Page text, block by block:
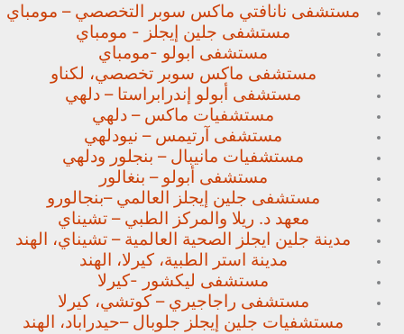
مستشفى نانافتي ماكس سوبر التخصصي – مومباي
مستشفى جلين إيجلز - مومباي
مستشفى ابولو -مومباي
مستشفى ماكس سوبر تخصصي، لكناو
مستشفى أبولو إندرابراستا – دلهي
مستشفيات ماكس – دلهي
مستشفى آرتيمس – نيودلهي
مستشفيات مانيبال – بنجلور ودلهي
مستشفى أبولو – بنغالور
مستشفى جلين إيجلز العالمي –بنجالورو
معهد د. ريلا والمركز الطبي – تشيناي
مدينة جلين ايجلز الصحية العالمية – تشيناي، الهند
مدينة استر الطبية، كيرلا، الهند
مستشفى ليكشور -كيرلا
مستشفى راجاجيري – كوتشي، كيرلا
مستشفيات جلين إيجلز جلوبال –حيدراباد، الهند